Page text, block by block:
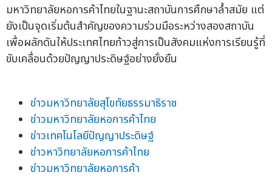
มหาวิทยาลัยหอการค้าไทยในฐานะสถาบันการศึกษาล้ำสมัย แต่
ยังเป็นจุดเริ่มต้นสำคัญของความร่วมมือระหว่างสองสถาบัน
เพื่อผลักดันให้ประเทศไทยก้าวสู่การเป็นสังคมแห่งการเรียนรู้ที่
ขับเคลื่อนด้วยปัญญาประดิษฐ์อย่างยั่งยืน
ข่าวมหาวิทยาลัยสุโขทัยธรรมาธิราช
ข่าวมหาวิทยาลัยหอการค้าไทย
ข่าวเทคโนโลยีปัญญาประดิษฐ์
ข่าวหาวิทยาลัยหอการค้าไทย
ข่าวมหาวิทยาลัยหอการค้า